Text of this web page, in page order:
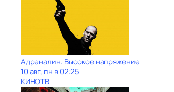
Адреналин: Высокое напряжение
10 авг, пн в 02:25
КИНОТВ